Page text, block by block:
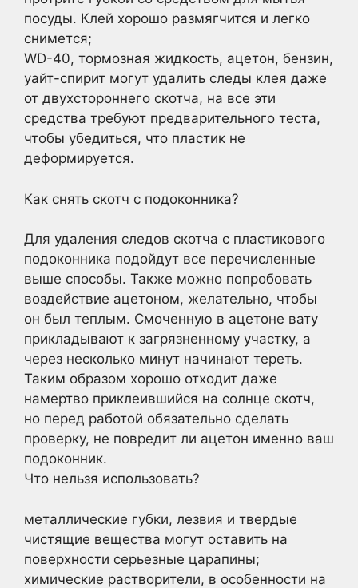
посуды. Клей хорошо размягчится и легко
снимется;
WD-40, тормозная жидкость, ацетон, бензин,
уайт-спирит могут удалить следы клея даже
от двухстороннего скотча, на все эти
средства требуют предварительного теста,
чтобы убедиться, что пластик не
деформируется.
Как снять скотч с подоконника?
Для удаления следов скотча с пластикового
подоконника подойдут все перечисленные
выше способы. Также можно попробовать
воздействие ацетоном, желательно, чтобы
он был теплым. Смоченную в ацетоне вату
прикладывают к загрязненному участку, а
через несколько минут начинают тереть.
Таким образом хорошо отходит даже
намертво приклеившийся на солнце скотч,
но перед работой обязательно сделать
проверку, не повредит ли ацетон именно ваш
подоконник.
Что нельзя использовать?
металлические губки, лезвия и твердые
чистящие вещества могут оставить на
поверхности серьезные царапины;
химические растворители, в особенности на